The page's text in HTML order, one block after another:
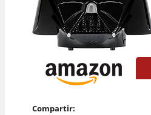
Compartir: